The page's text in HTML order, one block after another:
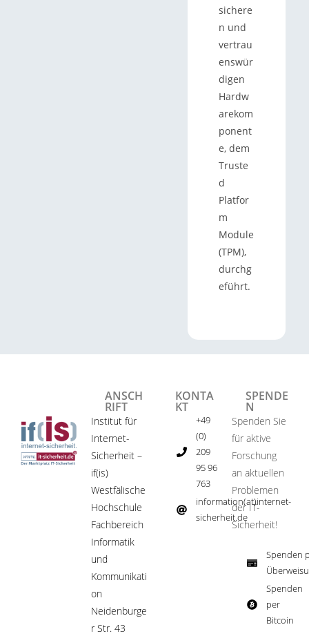
sichere
n und
vertrau
enswür
digen
Hardw
arekom
ponent
e, dem
Truste
d
Platfor
m
Module
(TPM),
durchg
eführt.
ANSCH
RIFT
Institut für
Internet-
Sicherheit –
if(is)
Westfälische
Hochschule
Fachbereich
Informatik
und
Kommunikati
on
Neidenburge
r Str. 43
KONTA
KT
+49
(0)
209
95 96
763
information(at)internet-
sicherheit.de ​
SPENDE
N
Spenden Sie
für aktive
Forschung
an aktuellen
Problemen
der IT-
Sicherheit!​
Spenden
Spenden
per
Bitcoin​